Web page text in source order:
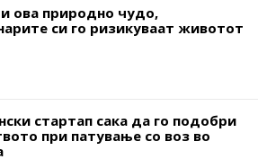
ова природно чудо,
си го ризикуваат животот
стартап сака да го подобри
при патување со воз во